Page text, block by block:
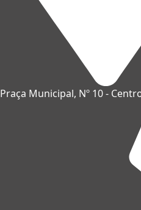
Praça Municipal, Nº 10 -